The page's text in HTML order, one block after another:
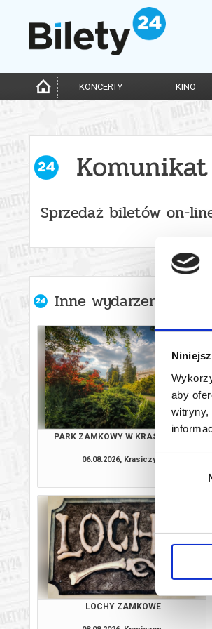
aby
witryny,
Wybór
KONCERTY KINO
Komunikat
Sprzedaż biletów on-
Inne wydarzenia
PARK ZAMKOWY W KRASICZYNIE
06.08.2026, Krasiczyn
LOCHY ZAMKOWE